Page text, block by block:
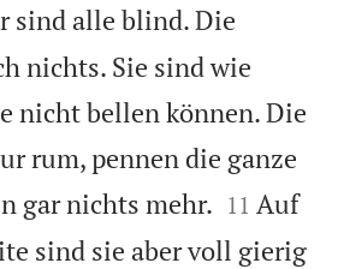
sind alle blind. Die
nichts. Sie sind wie
nicht bellen können. Die
rum, pennen die ganze
gar nichts mehr. 

11 Auf
sind sie aber voll gierig